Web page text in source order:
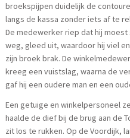
broekspijpen duidelijk de
langs de kassa zonder iets af te
De medewerker riep dat hij
weg, gleed uit, waardoor hij viel
zijn broek brak. De
kreeg een vuistslag, waarna de
gaf hij een oudere man en een
Een getuige en winkelpersoneel
haalde de dief bij de brug aan de
zit los te rukken. Op de Voordijk,